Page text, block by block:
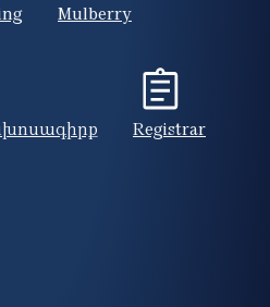
Mulberry
Registrar